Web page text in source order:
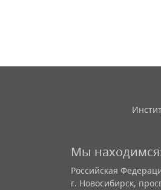
Мы
Российская
г. Новосибирск,